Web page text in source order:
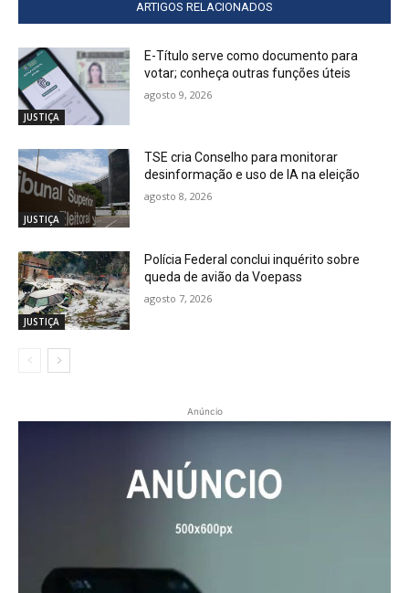
ARTIGOS RELACIONADOS
JUSTIÇA
E-Título serve como documento para
votar; conheça outras funções úteis
agosto 9, 2026
JUSTIÇA
TSE cria Conselho para monitorar
desinformação e uso de IA na eleição
agosto 8, 2026
JUSTIÇA
Polícia Federal conclui inquérito sobre
queda de avião da Voepass
agosto 7, 2026
Anúncio